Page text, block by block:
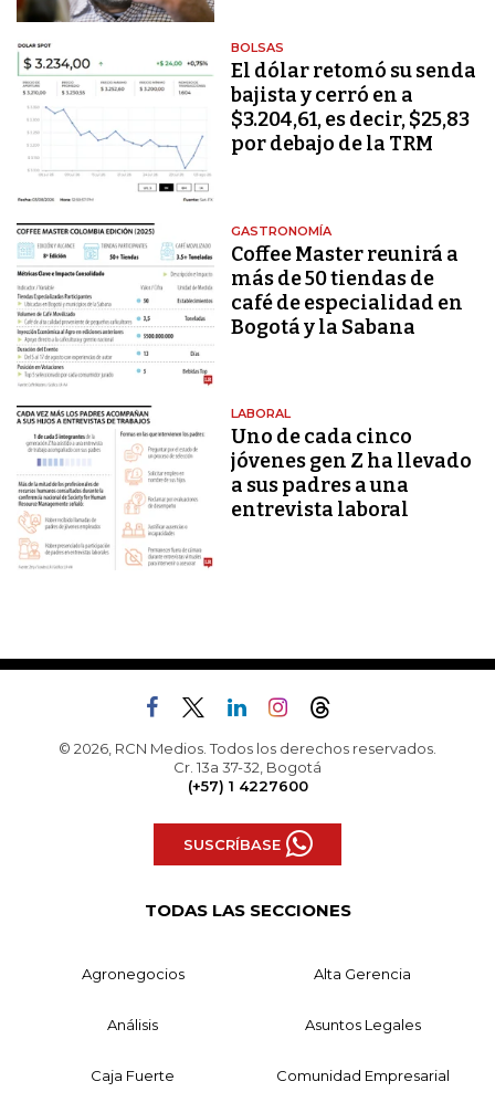
BOLSAS
El dólar retomó su senda
bajista y cerró en a
$3.204,61, es decir, $25,83
por debajo de la TRM
GASTRONOMÍA
Coffee Master reunirá a
más de 50 tiendas de
café de especialidad en
Bogotá y la Sabana
LABORAL
Uno de cada cinco
jóvenes gen Z ha llevado
a sus padres a una
entrevista laboral
© 2026, RCN Medios. Todos los derechos reservados.
Cr. 13a 37-32, Bogotá
(+57) 1 4227600
SUSCRÍBASE
TODAS LAS SECCIONES
Agronegocios Alta Gerencia
Análisis Asuntos Legales
Caja Fuerte Comunidad Empresarial